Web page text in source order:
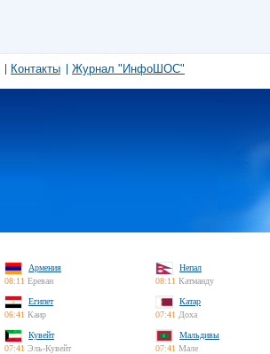
Контакты Журнал "ИнфоШОС"
Армения
08:11 Ереван
Непал
08:11 Катманду
Египет
06:41 Каир
Катар
07:41 Доха
Кувейт
07:41 Эль-Кувейт
Мальдивы
07:41 Мале